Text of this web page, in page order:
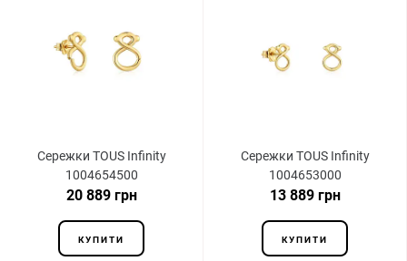
Сережки TOUS Infinity
1004654500
20 889 грн
КУПИТИ
Сережки TOUS Infinity
1004653000
13 889 грн
КУПИТИ